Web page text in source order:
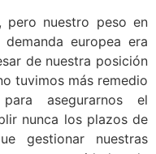
pero nuestro peso en
europea era
de nuestra posición
tuvimos más remedio
asegurarnos el
nunca los plazos de
gestionar nuestras